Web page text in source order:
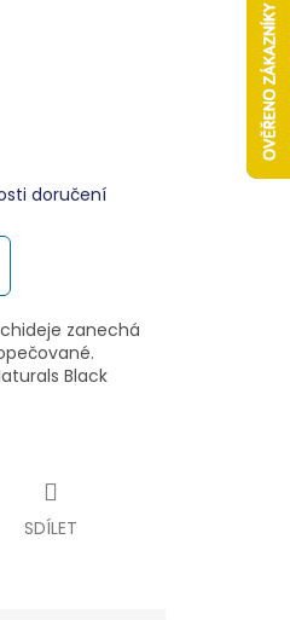
doručení
zanechá
Black
SDÍLET